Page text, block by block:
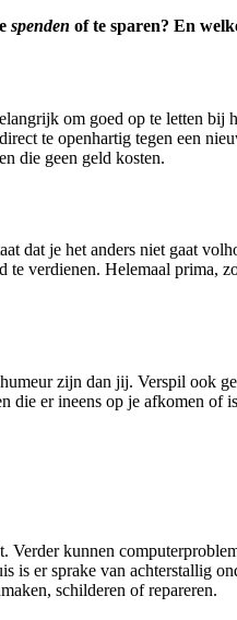
spenden of te sparen? En
om goed op te letten
te openhartig tegen een
die geen geld kosten.
dat je het anders niet gaat
te verdienen. Helemaal
zijn dan jij. Verspil ook
er ineens op je afkomen
kunnen
is er sprake van
schilderen of repareren.